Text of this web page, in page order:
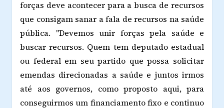
forças deve acontecer para a busca de recursos
que consigam sanar a fala de recursos na saúde
pública. "Devemos unir forças pela saúde e
buscar recursos. Quem tem deputado estadual
ou federal em seu partido que possa solicitar
emendas direcionadas a saúde e juntos irmos
até aos governos, como proposto aqui, para
conseguirmos um financiamento fixo e continuo